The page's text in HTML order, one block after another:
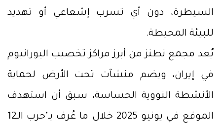
السيطرة، دون أي تسرب إشعاعي أو تهديد
للبيئة المحيطة.
يُعد مجمع نطنز من أبرز مراكز تخصيب اليورانيوم
في إيران، ويضم منشآت تحت الأرض لحماية
الأنشطة النووية الحساسة، سبق أن استهدف
الموقع في يونيو 2025 خلال ما عُرف بـ"حرب الـ12